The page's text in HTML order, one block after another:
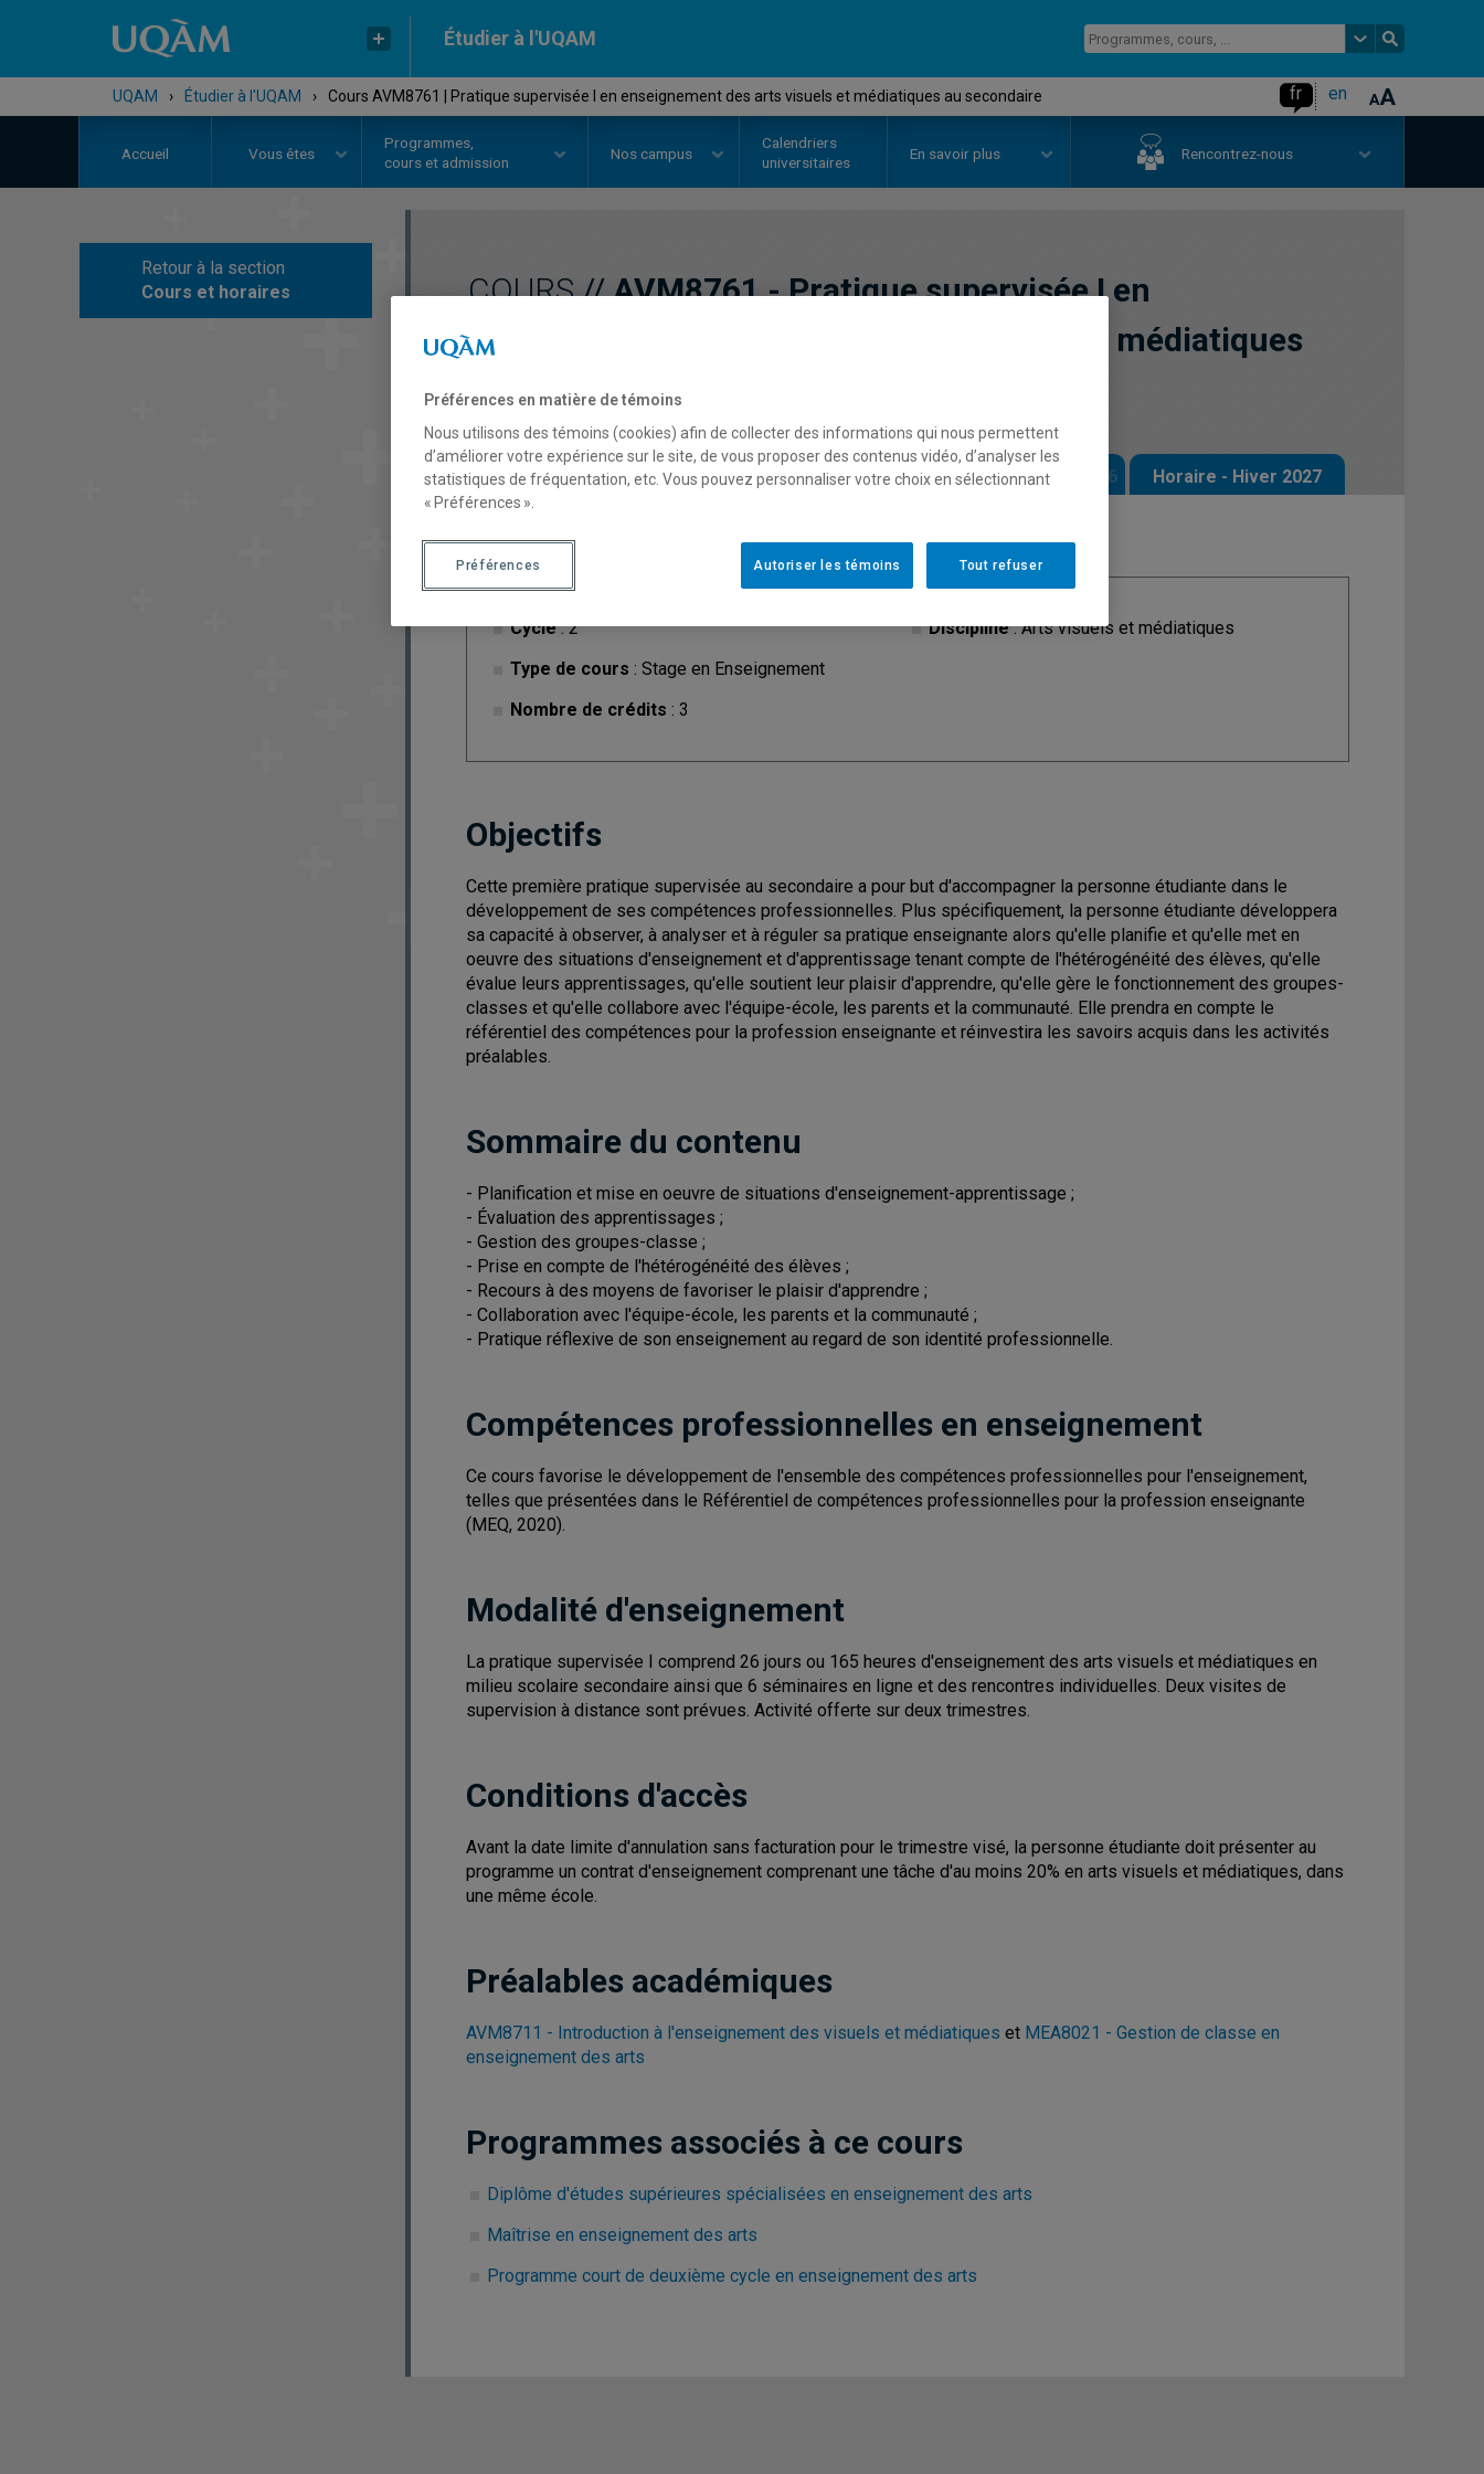
Étudier à l'UQAM
UQAM › Étudier à l'UQAM › Cours AVM8761 | Pratique supervisée I en enseignement des arts visuels et médiatiques au secondaire fr en
Accueil Vous êtes
Programmes,
cours et admission
Nos campus
Calendriers
universitaires
En savoir plus Rencontrez-nous
Retour à la section
Cours et horaires
COURS// AVM8761-Pratique supervisée I en
enseignement des arts visuels et médiatiques
au secondaire
Description Horaire - Été 2026 Horaire - Automne 2026 Horaire - Hiver 2027
Cycle: 2
Type de cours : Stage en Enseignement
Nombre de crédits : 3
Discipline: Arts visuels et médiatiques
Objectifs
Cette première pratique supervisée au secondaire a pour but d'accompagner la personne étudiante dans le
développement de ses compétences professionnelles. Plus spécifiquement, la personne étudiante développera
sa capacité à observer, à analyser et à réguler sa pratique enseignante alors qu'elle planifie et qu'elle met en
oeuvre des situations d'enseignement et d'apprentissage tenant compte de l'hétérogénéité des élèves, qu'elle
évalue leurs apprentissages, qu'elle soutient leur plaisir d'apprendre, qu'elle gère le fonctionnement des groupes-
classes et qu'elle collabore avec l'équipe-école, les parents et la communauté. Elle prendra en compte le
référentiel des compétences pour la profession enseignante et réinvestira les savoirs acquis dans les activités
préalables.
Sommaire du contenu
- Planification et mise en oeuvre de situations d'enseignement-apprentissage ;
- Évaluation des apprentissages ;
- Gestion des groupes-classe ;
- Prise en compte de l'hétérogénéité des élèves ;
- Recours à des moyens de favoriser le plaisir d'apprendre ;
- Collaboration avec l'équipe-école, les parents et la communauté ;
- Pratique réflexive de son enseignement au regard de son identité professionnelle.
Compétences professionnelles en enseignement
Ce cours favorise le développement de l'ensemble des compétences professionnelles pour l'enseignement,
telles que présentées dans le Référentiel de compétences professionnelles pour la profession enseignante
(MEQ, 2020).
Modalité d'enseignement
La pratique supervisée I comprend 26 jours ou 165 heures d'enseignement des arts visuels et médiatiques en
milieu scolaire secondaire ainsi que 6 séminaires en ligne et des rencontres individuelles. Deux visites de
supervision à distance sont prévues. Activité offerte sur deux trimestres.
Conditions d'accès
Avant la date limite d'annulation sans facturation pour le trimestre visé, la personne étudiante doit présenter au
programme un contrat d'enseignement comprenant une tâche d'au moins 20% en arts visuels et médiatiques, dans
une même école.
Préalables académiques
AVM8711 - Introduction à l'enseignement des visuels et médiatiques et MEA8021 - Gestion de classe en
enseignement des arts
Programmes associés à ce cours
Diplôme d'études supérieures spécialisées en enseignement des arts
Maîtrise en enseignement des arts
Programme court de deuxième cycle en enseignement des arts
Préférences en matière de témoins
Nous utilisons des témoins (cookies) afin de collecter des informations qui nous permettent
d’améliorer votre expérience sur le site, de vous proposer des contenus vidéo, d’analyser les
statistiques de fréquentation, etc. Vous pouvez personnaliser votre choix en sélectionnant
« Préférences ».
Tout refuser
Autoriser les témoins
Préférences